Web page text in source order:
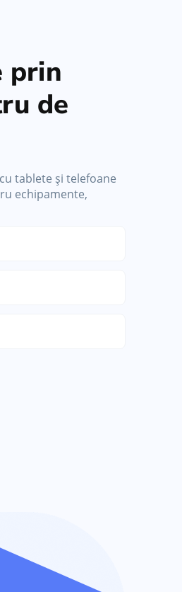
prin
de
tablete și telefoane
echipamente,